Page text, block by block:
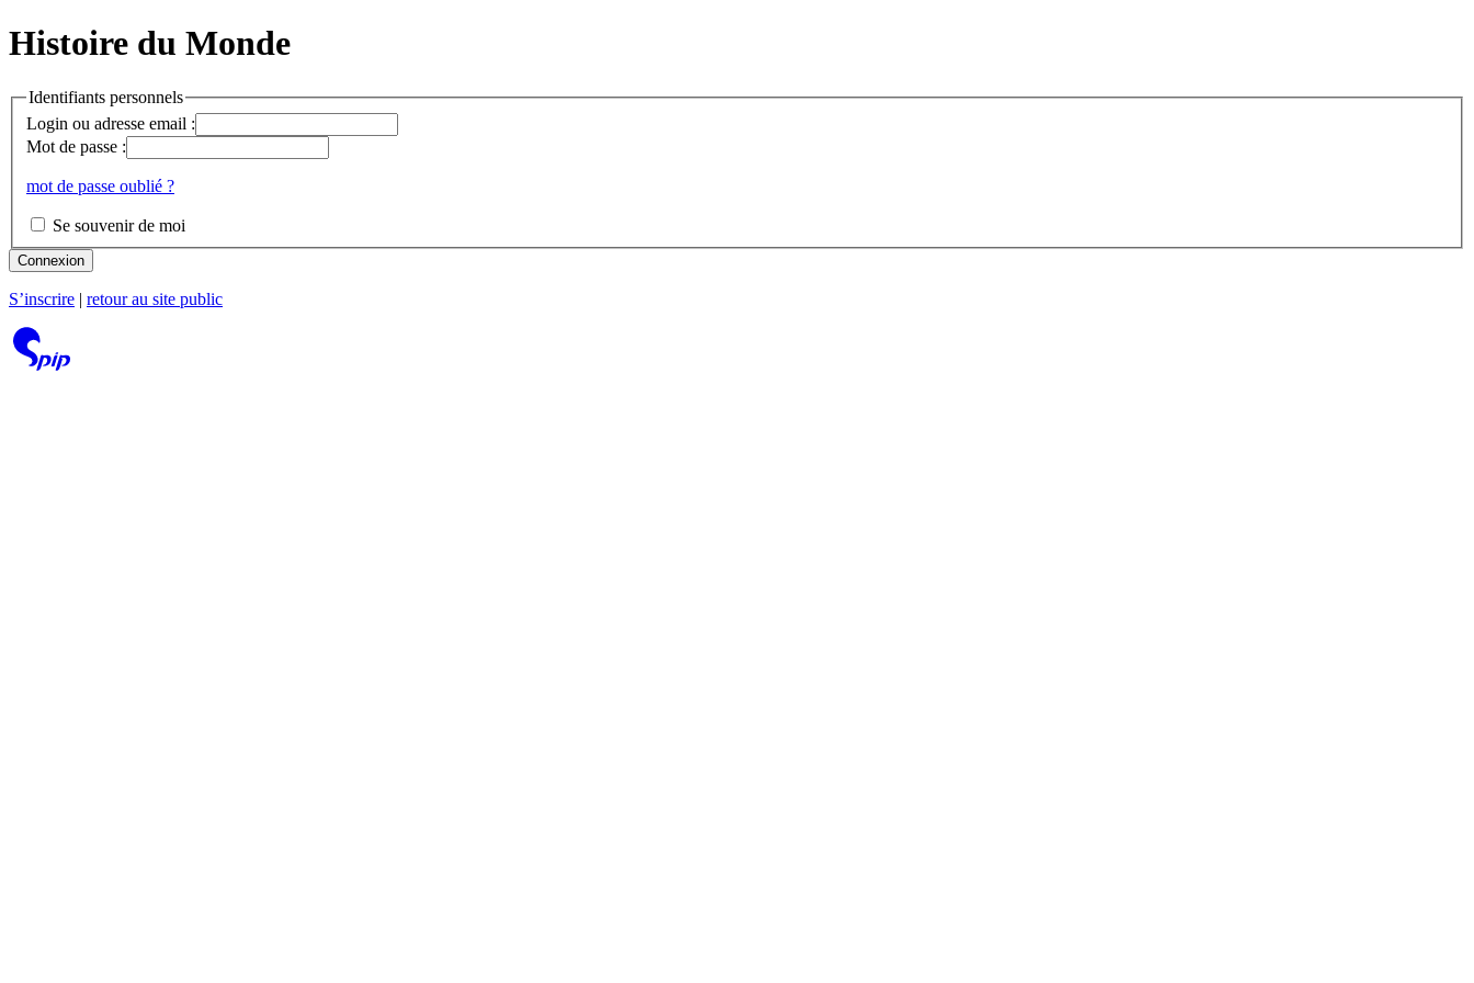
Histoire du Monde
Identifiants personnels
Login ou adresse email :
Mot de passe :
mot de passe oublié ?
Se souvenir de moi
Connexion
S’inscrire retour au site public